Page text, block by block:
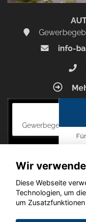
info-
Gewerbegebiet am
Wir
Diese Webseite
Technologien, um
um